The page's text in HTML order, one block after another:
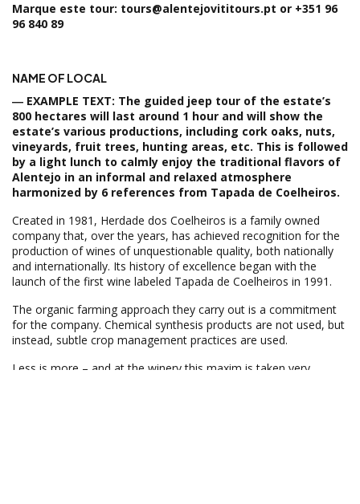
Marque este tour: tours@alentejovititours.pt or +351 96
96 840 89
NAME OF LOCAL
― EXAMPLE TEXT: The guided jeep tour of the estate’s
800 hectares will last around 1 hour and will show the
estate’s various productions, including cork oaks, nuts,
vineyards, fruit trees, hunting areas, etc. This is followed
by a light lunch to calmly enjoy the traditional flavors of
Alentejo in an informal and relaxed atmosphere
harmonized by 6 references from Tapada de Coelheiros.
Created in 1981, Herdade dos Coelheiros is a family owned
company that, over the years, has achieved recognition for the
production of wines of unquestionable quality, both nationally
and internationally. Its history of excellence began with the
launch of the first wine labeled Tapada de Coelheiros in 1991.
The organic farming approach they carry out is a commitment
for the company. Chemical synthesis products are not used, but
instead, subtle crop management practices are used.
Less is more – and at the winery this maxim is taken very